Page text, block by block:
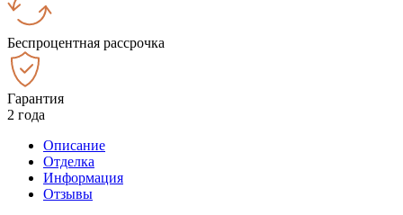
Беспроцентная рассрочка
Гарантия
2 года
Описание
Отделка
Информация
Отзывы